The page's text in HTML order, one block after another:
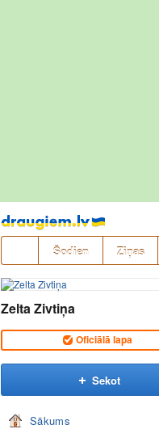
Pāriet
uz
saturu
Šodien Ziņas
Zelta Zivtiņa
Oficiālā lapa
Sekot
Sākums